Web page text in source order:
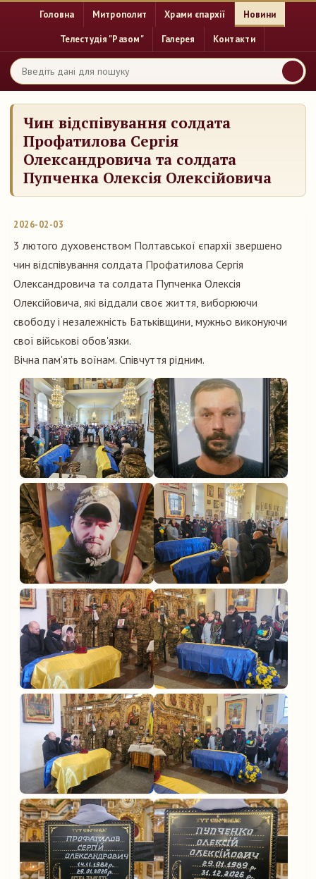
Головна Митрополит Храми єпархії Новини
Телестудія "Разом" Галерея Контакти
Чин відспівування солдата
Профатилова Сергія
Олександровича та солдата
Пупченка Олексія Олексійовича
2026-02-03
3 лютого духовенством Полтавської єпархії звершено
чин відспівування солдата Профатилова Сергія
Олександровича та солдата Пупченка Олексія
Олексійовича, які віддали своє життя, виборюючи
свободу і незалежність Батьківщини, мужньо виконуючи
свої військові обов'язки.
Вічна пам'ять воїнам. Співчуття рідним.